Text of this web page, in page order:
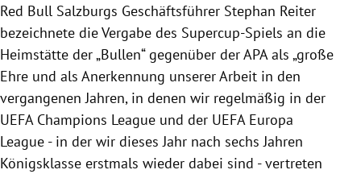
Red Bull Salzburgs Geschäftsführer Stephan Reiter
bezeichnete die Vergabe des Supercup-Spiels an die
Heimstätte der „Bullen“ gegenüber der APA als „große
Ehre und als Anerkennung unserer Arbeit in den
vergangenen Jahren, in denen wir regelmäßig in der
UEFA Champions League und der UEFA Europa
League - in der wir dieses Jahr nach sechs Jahren
Königsklasse erstmals wieder dabei sind - vertreten